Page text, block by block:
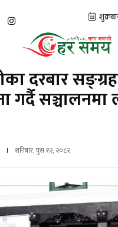
दरबार
गर्दै सञ्चालनमा
शनिबार, पुस १२, २०८२